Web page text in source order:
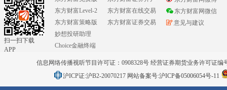
扫一扫下载
APP
东方财富Level-2
东方财富策略版
妙想投研助理
Choice金融终端
东方财富在线交易
东方财富证券交易
东方财富网微信
意见与建议
信息网络传播视听节目许可证：0908328号 经营证券期货业务许可证编
沪ICP证:沪B2-20070217 网站备案号:沪ICP备05006054号-11